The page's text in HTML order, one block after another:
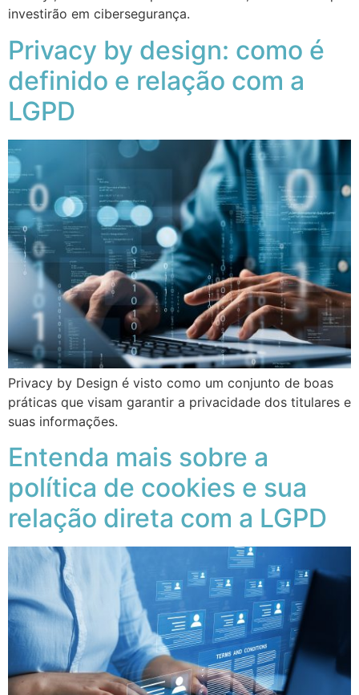
investirão em cibersegurança.
Privacy by design: como é
definido e relação com a
LGPD
Privacy by Design é visto como um conjunto de boas
práticas que visam garantir a privacidade dos titulares e
suas informações.
Entenda mais sobre a
política de cookies e sua
relação direta com a LGPD